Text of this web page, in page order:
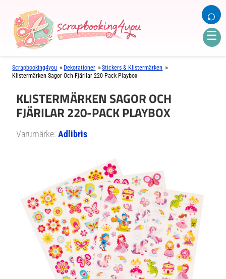
☰
⌕
Scrapbooking4you » Dekorationer »Stickers & Klistermärken »
Klistermärken Sagor Och Fjärilar 220-Pack Playbox
KLISTERMÄRKEN SAGOR OCH
FJÄRILAR 220-PACK PLAYBOX
Varumärke:Adlibris